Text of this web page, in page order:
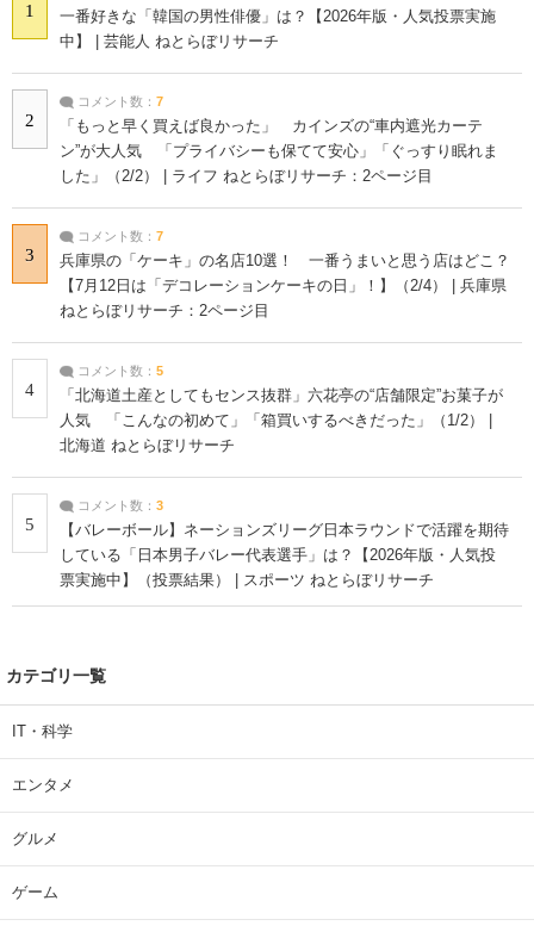
1
一番好きな「韓国の男性俳優」は？【2026年版・人気投票実施
中】 | 芸能人 ねとらぼリサーチ
2
コメント数： 7
「もっと早く買えば良かった」 カインズの“車内遮光カーテ
ン”が大人気 「プライバシーも保てて安心」「ぐっすり眠れま
した」（2/2） | ライフ ねとらぼリサーチ：2ページ目
3
コメント数： 7
兵庫県の「ケーキ」の名店10選！ 一番うまいと思う店はどこ？
【7月12日は「デコレーションケーキの日」！】（2/4） | 兵庫県
ねとらぼリサーチ：2ページ目
4
コメント数： 5
「北海道土産としてもセンス抜群」六花亭の“店舗限定”お菓子が
人気 「こんなの初めて」「箱買いするべきだった」（1/2） |
北海道 ねとらぼリサーチ
5
コメント数： 3
【バレーボール】ネーションズリーグ日本ラウンドで活躍を期待
している「日本男子バレー代表選手」は？【2026年版・人気投
票実施中】（投票結果） | スポーツ ねとらぼリサーチ
カテゴリ一覧
IT・科学
エンタメ
グルメ
ゲーム